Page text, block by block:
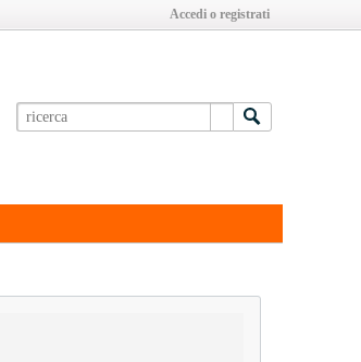
Accedi o registrati